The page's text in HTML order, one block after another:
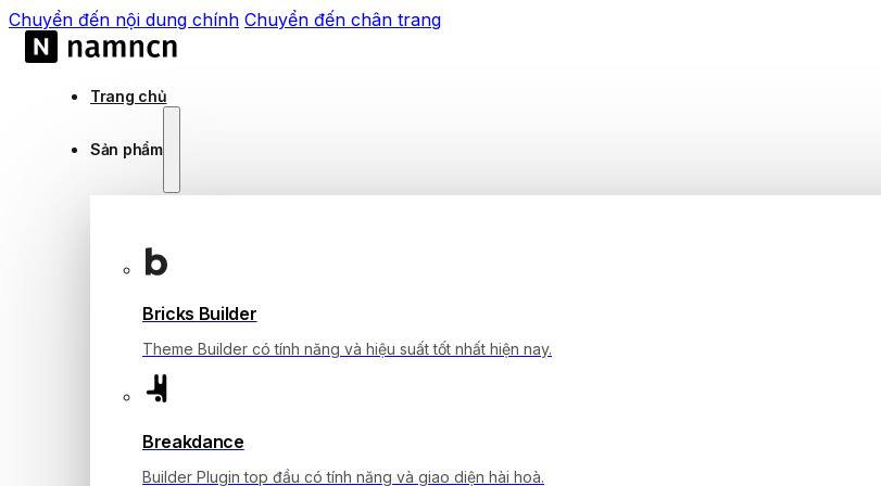
Chuyển đến nội dung chính Chuyển đến chân trang
Trang chủ
Sản phẩm
Bricks Builder
Theme Builder có tính năng và hiệu suất tốt nhất hiện nay.
Breakdance
Builder Plugin top đầu có tính năng và giao diện hài hoà.